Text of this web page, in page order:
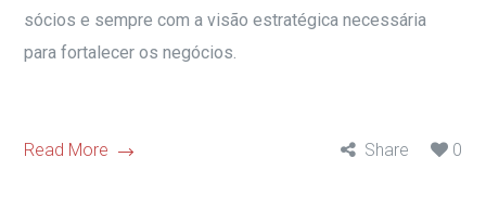
sócios e sempre com a visão estratégica necessária
para fortalecer os negócios.
Read More Share 0